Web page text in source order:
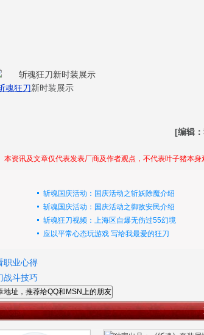
魂狂刀新时装展示
[编辑
本资讯及文章仅代表发表厂商及作者观点，不代表叶子猪本身
斩魂国庆活动：国庆活动之斩妖除魔介绍
斩魂国庆活动：国庆活动之御敌安民介绍
斩魂狂刀视频：上海区自爆无伤过55幻境
应以平常心态玩游戏 写给我最爱的狂刀
职业心得
战斗技巧
地址，推荐给QQ和MSN上的朋友